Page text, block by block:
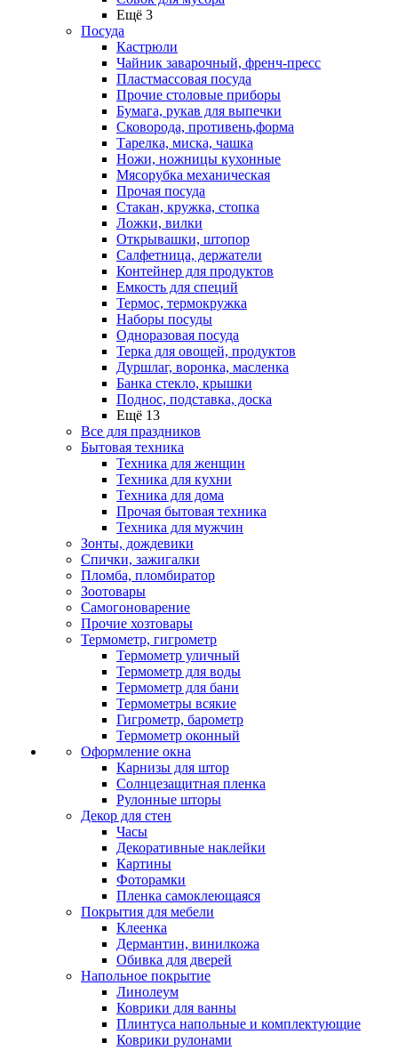
Ещё 3
Посуда
Кастрюли
Чайник заварочный, френч-пресс
Пластмассовая посуда
Прочие столовые приборы
Бумага, рукав для выпечки
Сковорода, противень,форма
Тарелка, миска, чашка
Ножи, ножницы кухонные
Мясорубка механическая
Прочая посуда
Стакан, кружка, стопка
Ложки, вилки
Открывашки, штопор
Салфетница, держатели
Контейнер для продуктов
Емкость для специй
Термос, термокружка
Наборы посуды
Одноразовая посуда
Терка для овощей, продуктов
Дуршлаг, воронка, масленка
Банка стекло, крышки
Поднос, подставка, доска
Ещё 13
Все для праздников
Бытовая техника
Техника для женщин
Техника для кухни
Техника для дома
Прочая бытовая техника
Техника для мужчин
Зонты, дождевики
Спички, зажигалки
Пломба, пломбиратор
Зоотовары
Самогоноварение
Прочие хозтовары
Термометр, гигрометр
Термометр уличный
Термометр для воды
Термометр для бани
Термометры всякие
Гигрометр, барометр
Термометр оконный
Оформление окна
Карнизы для штор
Солнцезащитная пленка
Рулонные шторы
Декор для стен
Часы
Декоративные наклейки
Картины
Фоторамки
Пленка самоклеющаяся
Покрытия для мебели
Клеенка
Дермантин, винилкожа
Обивка для дверей
Напольное покрытие
Линолеум
Коврики для ванны
Плинтуса напольные и комплектующие
Коврики рулонами